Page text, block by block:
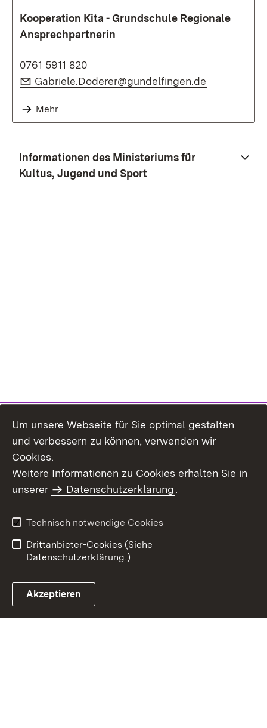
Kooperation Kita - Grundschule Regionale
Ansprechpartnerin
0761 5911 820
E-Mail:
Gabriele.Doderer@gundelfingen.de
Mehr
Informationen des Ministeriums für
Kultus, Jugend und Sport
Benutzungshinweise
Erklärung zur
Um unsere Webseite für Sie optimal gestalten
und verbessern zu können, verwenden wir
Cookies.
Weitere Informationen zu Cookies erhalten Sie in
unserer
Datenschutzerklärung.
Technisch notwendige Cookies
Drittanbieter-Cookies (Siehe
Datenschutzerklärung.)
Akzeptieren